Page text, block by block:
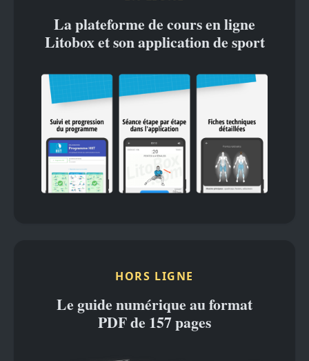
La plateforme de cours en ligne
Litobox et son application de sport
HORS LIGNE
Le guide numérique au format
PDF de 157 pages